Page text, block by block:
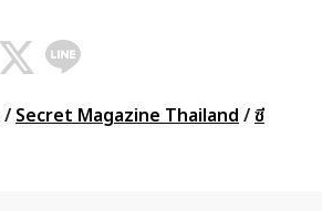
/ Secret Magazine Thailand /ซี